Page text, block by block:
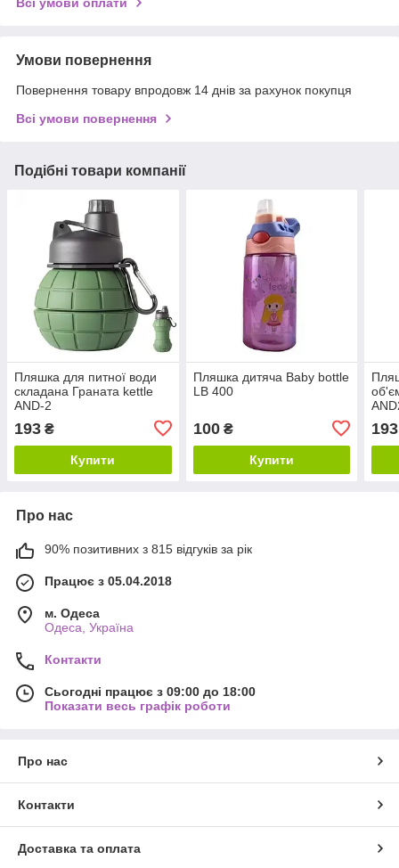
Всі умови оплати
Умови повернення
Повернення товару впродовж 14 днів за рахунок покупця
Всі умови повернення
Подібні товари компанії
Пляшка для питної води
складана Граната kettle
AND-2
193 ₴
Купити
Пляшка дитяча Baby bottle
LB 400
100₴
Купити
193
Про нас
90% позитивних з 815 відгуків за рік
Працює з 05.04.2018
м. Одеса
Одеса, Україна
Контакти
Сьогодні працює з 09:00 до 18:00
Показати весь графік роботи
Про нас
Контакти
Доставка та оплата